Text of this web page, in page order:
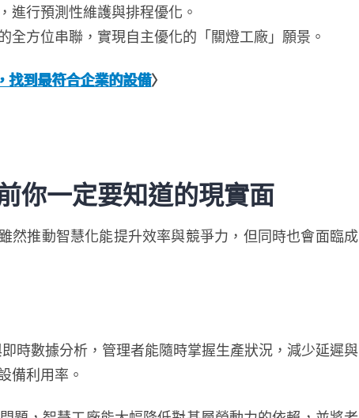
進行預測性維護與排程優化。
全方位串聯，實現自主優化的「關燈工廠」願景。
找到最符合企業的設備〉
你一定要知道的現實面
然推動智慧化能提升效率與競爭力，但同時也會面臨成
時數據分析，管理者能隨時掌握生產狀況，減少延遲與
備利用率。